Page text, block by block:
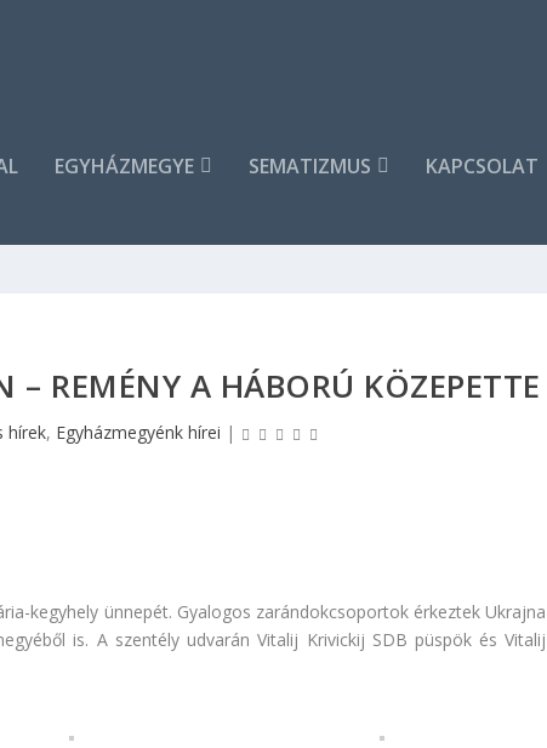
EGYHÁZMEGYE SEMATIZMUS KAPCSOLAT
– REMÉNY A HÁBORÚ KÖZEPETTE
hírek, Egyházmegyénk hírei |
kegyhely ünnepét. Gyalogos zarándokcsoportok érkeztek Ukrajna
is. A szentély udvarán Vitalij Krivickij SDB püspök és Vitalij